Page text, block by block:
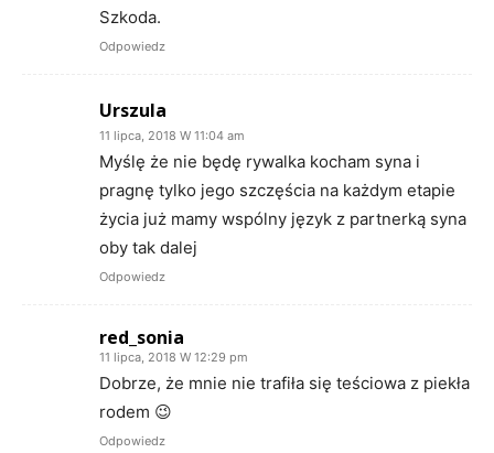
Szkoda.
Odpowiedz
Urszula
11 lipca, 2018 W 11:04 am
Myślę że nie będę rywalka kocham syna i
pragnę tylko jego szczęścia na każdym etapie
życia już mamy wspólny język z partnerką syna
oby tak dalej
Odpowiedz
red_sonia
11 lipca, 2018 W 12:29 pm
Dobrze, że mnie nie trafiła się teściowa z piekła
rodem 😉
Odpowiedz